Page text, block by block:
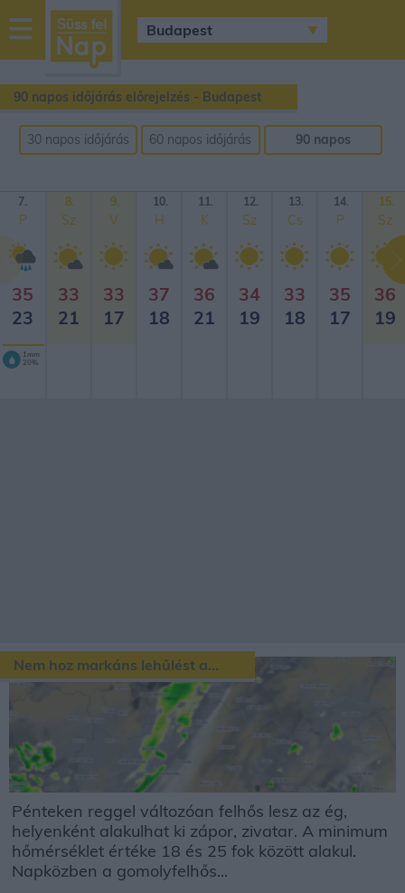
sussfelnap.hu
időjárás
90 napos időjárás előrejelzés - Budapest
30 napos időjárás
előrejelzés
60 napos időjárás
előrejelzés
90 napos
időjárás
7.
P
35
23
1mm
20%
8.
Sz
33
21
9.
V
33
17
10.
H
37
18
11.
K
36
21
12.
Sz
34
19
13.
Cs
33
18
14.
P
35
17
15.
Sz
36
19
Nem hoz markáns lehűlést a...
Pénteken reggel változóan felhős lesz az ég,
helyenként alakulhat ki zápor, zivatar. A minimum
hőmérséklet értéke 18 és 25 fok között alakul.
Napközben a gomolyfelhős...